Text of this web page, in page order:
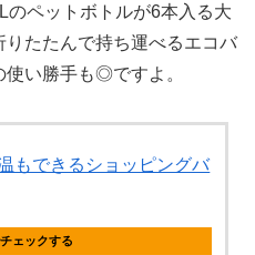
のペットボトルが6本入る大
たたんで持ち運べるエコバ
い勝手も◎ですよ。
もできるショッピングバ
ェックする